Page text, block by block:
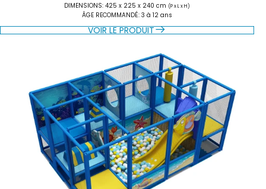
DIMENSIONS: 425 x 225 x 240 cm (P x L x H)
ÂGE RECOMMANDÉ: 3 à 12 ans
VOIR LE PRODUIT